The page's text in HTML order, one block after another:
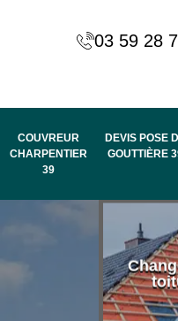
03 59 28
COUVREUR
CHARPENTIER
39
DEVIS POSE
GOUTTIÈRE